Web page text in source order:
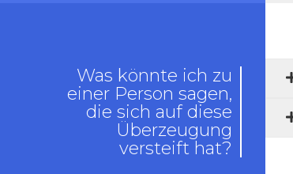
Was könnte ich zu
einer Person sagen,
die sich auf diese
Überzeugung
versteift hat?